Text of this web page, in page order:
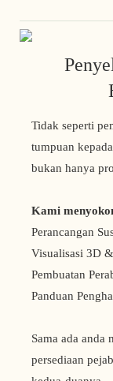
Tidak seperti
tumpuan
bukan hanya
Kami
Perancangan
Visualisasi 3D
Pembuatan
Panduan
Sama ada anda
persediaan